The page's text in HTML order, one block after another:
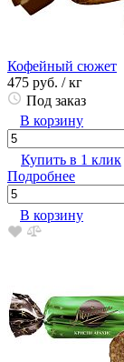
Кофейный сюжет
475 руб. / кг
Под заказ
В корзину
Купить в 1 клик
Подробнее
В корзину